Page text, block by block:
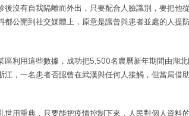
沒有自我隔離而外出，只要配合人臉識別，要把他
都公開到社交媒體上，原意是讓曾與患者並處的人提
區利用這些數據，成功把5,500名農曆新年期間由湖
江，一名患者否認曾在武漢與任何人接觸，但當局借
世用重典，只要能把疫情控制下來，人民對個人資料